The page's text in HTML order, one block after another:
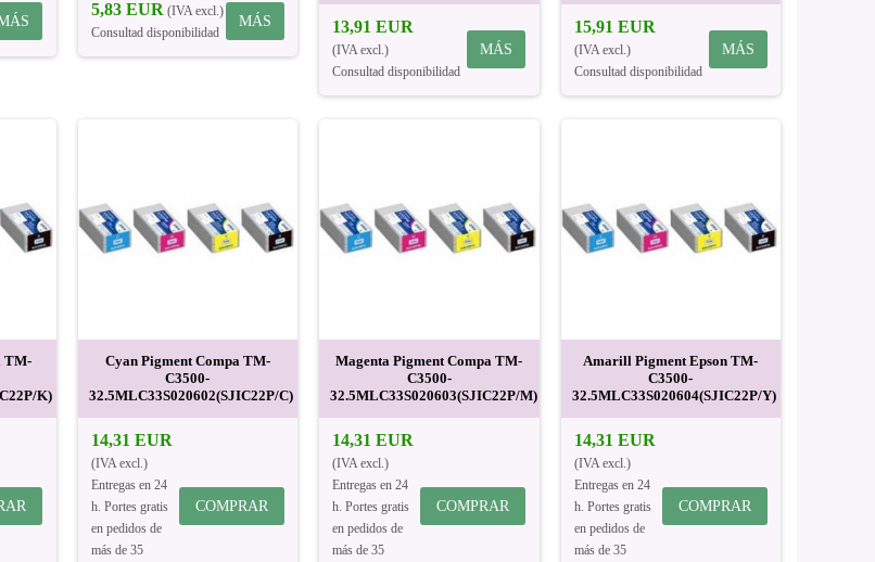
5,83 EUR (IVA excl.)
Consultad disponibilidad
MÁS 13,91 EUR
(IVA excl.)
Consultad disponibilidad
MÁS
15,91 EUR
(IVA excl.)
Consultad disponibilidad
MÁS
TM-
K)
Cyan Pigment Compa TM-
C3500-
32.5MLC33S020602(SJIC22P/C)
14,31 EUR
(IVA excl.)
Entregas en 24
h. Portes gratis
en pedidos de
más de 35
COMPRAR
Magenta Pigment Compa TM-
C3500-
32.5MLC33S020603(SJIC22P/M)
14,31 EUR
(IVA excl.)
Entregas en 24
h. Portes gratis
en pedidos de
más de 35
COMPRAR
Amarill Pigment Epson TM-
C3500-
32.5MLC33S020604(SJIC22P/Y)
14,31 EUR
(IVA excl.)
Entregas en 24
h. Portes gratis
en pedidos de
más de 35
COMPRAR